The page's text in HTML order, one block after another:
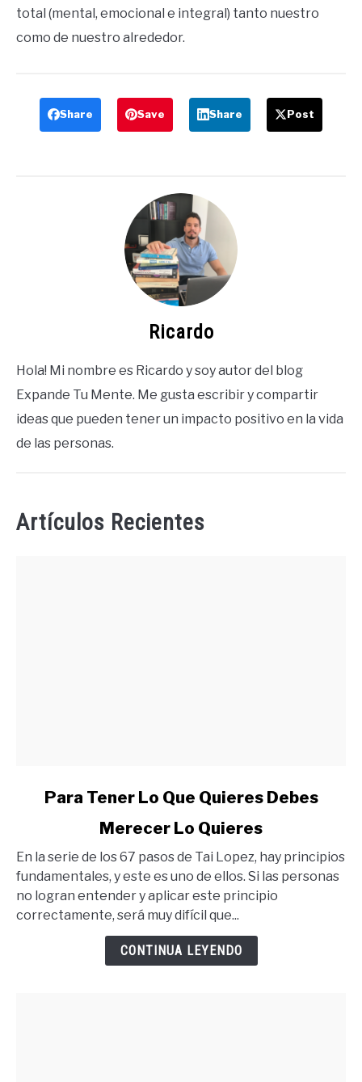
total (mental, emocional e integral) tanto nuestro
como de nuestro alrededor.
Share Save Share Post
Ricardo
Hola! Mi nombre es Ricardo y soy autor del blog
Expande Tu Mente. Me gusta escribir y compartir
ideas que pueden tener un impacto positivo en la vida
de las personas.
Artículos Recientes
Tener
Lo
Que
Quieres
Para Tener Lo Que Quieres Debes
Merecer Lo Quieres
En la serie de los 67 pasos de Tai Lopez, hay principios
fundamentales, y este es uno de ellos. Si las personas
no logran entender y aplicar este principio
correctamente, será muy difícil que...
CONTINUA LEYENDO